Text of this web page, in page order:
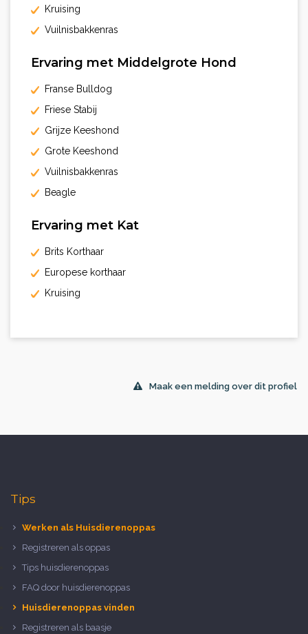
Kruising
Vuilnisbakkenras
Ervaring met Middelgrote Hond
Franse Bulldog
Friese Stabij
Grijze Keeshond
Grote Keeshond
Vuilnisbakkenras
Beagle
Ervaring met Kat
Brits Korthaar
Europese korthaar
Kruising
Maak een melding over dit profiel
Tips
Werken als Huisdierenoppas
Registreren als oppas
Tips huisdierenoppas
FAQ door huisdierenoppas
Huisdierenoppas vinden
Registreren als baasje